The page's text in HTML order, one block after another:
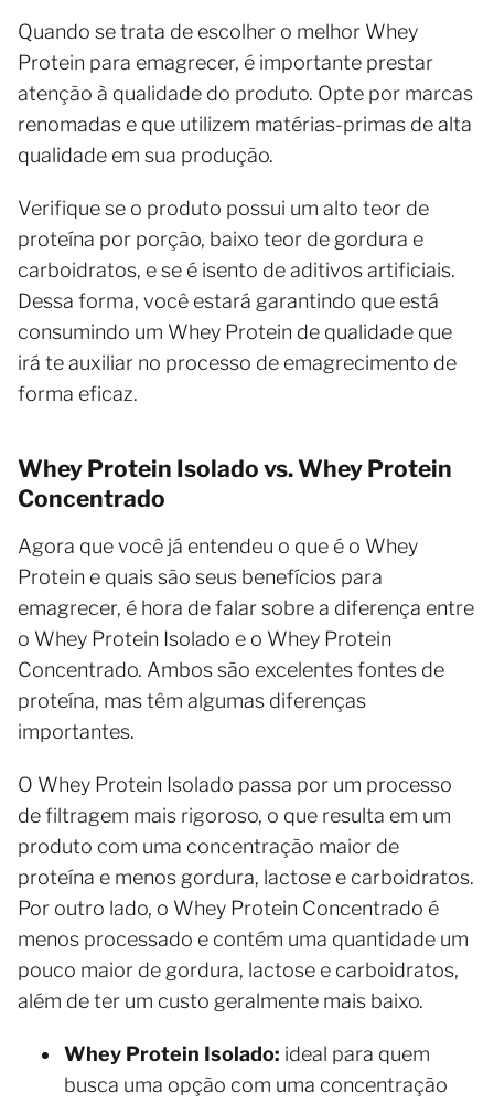
Quando se trata de escolher o melhor Whey
Protein para emagrecer, é importante prestar
atenção à qualidade do produto. Opte por marcas
renomadas e que utilizem matérias-primas de alta
qualidade em sua produção.
Verifique se o produto possui um alto teor de
proteína por porção, baixo teor de gordura e
carboidratos, e se é isento de aditivos artificiais.
Dessa forma, você estará garantindo que está
consumindo um Whey Protein de qualidade que
irá te auxiliar no processo de emagrecimento de
forma eficaz.
Whey Protein Isolado vs. Whey Protein
Concentrado
Agora que você já entendeu o que é o Whey
Protein e quais são seus benefícios para
emagrecer, é hora de falar sobre a diferença entre
o Whey Protein Isolado e o Whey Protein
Concentrado. Ambos são excelentes fontes de
proteína, mas têm algumas diferenças
importantes.
O Whey Protein Isolado passa por um processo
de filtragem mais rigoroso, o que resulta em um
produto com uma concentração maior de
proteína e menos gordura, lactose e carboidratos.
Por outro lado, o Whey Protein Concentrado é
menos processado e contém uma quantidade um
pouco maior de gordura, lactose e carboidratos,
além de ter um custo geralmente mais baixo.
Whey Protein Isolado: ideal para quem
busca uma opção com uma concentração